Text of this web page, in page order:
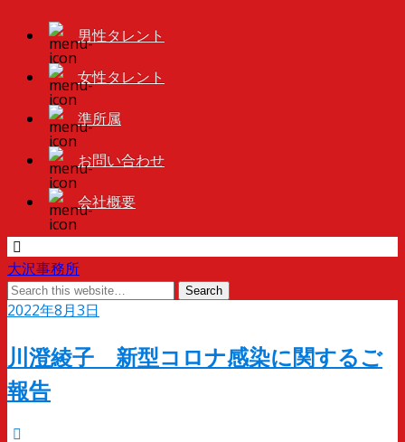
男性タレント
女性タレント
準所属
お問い合わせ
会社概要
大沢事務所
2022年8月3日
川澄綾子 新型コロナ感染に関するご
報告